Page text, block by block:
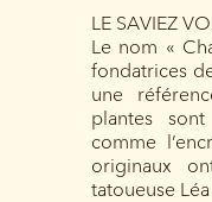
LE SAVIEZ
Le nom «
fondatrices
une
plantes
comme
originaux
tatoueuse